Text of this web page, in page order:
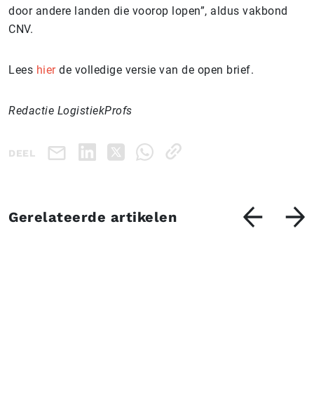
door andere landen die voorop lopen”, aldus vakbond
CNV.
Lees hierde volledige versie van de open brief.
Redactie LogistiekProfs
DEEL
Gerelateerde artikelen